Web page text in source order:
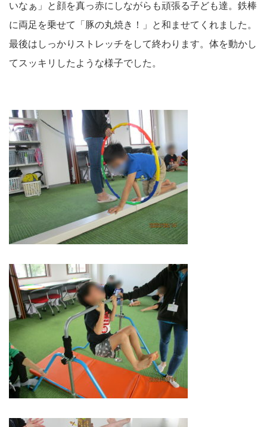
いなぁ」と顔を真っ赤にしながらも頑張る子ども達。鉄棒
に両足を乗せて「豚の丸焼き！」と和ませてくれました。
最後はしっかりストレッチをして終わります。体を動かし
てスッキリしたような様子でした。